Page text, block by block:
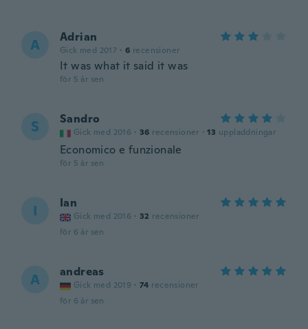
A Adrian
Gick med 2017 · 6 recensioner
It was what it said it was
för 5 år sen
S Sandro
Gick med 2016 · 36 recensioner · 13 uppladdningar
Economico e funzionale
för 5 år sen
I Ian
Gick med 2016 · 32 recensioner
för 6 år sen
A andreas
Gick med 2019 · 74 recensioner
för 6 år sen